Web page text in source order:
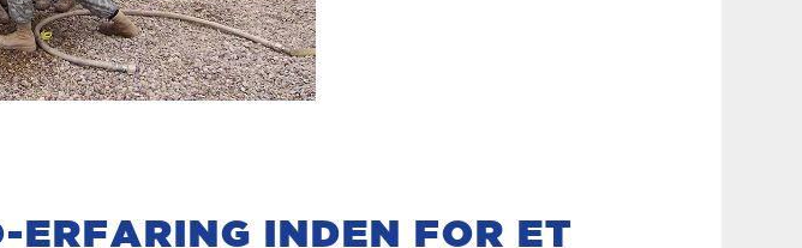
ERFARING INDEN FOR ET